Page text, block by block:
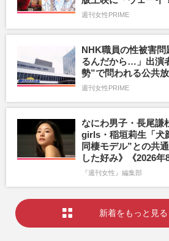
週刊女性PRIME
NHK職員の性被害
るんだから…」出演
勢”で問われる公共
週刊女性PRIME
なにわ男子・長尾謙
girls・稲垣莉生「犬
同棲モデル”との共
した好み》《2026年
『週刊女性』編集部
新着をもっと見る